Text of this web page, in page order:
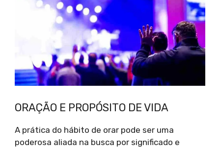
ORAÇÃO E PROPÓSITO DE VIDA
A prática do hábito de orar pode ser uma
poderosa aliada na busca por significado e